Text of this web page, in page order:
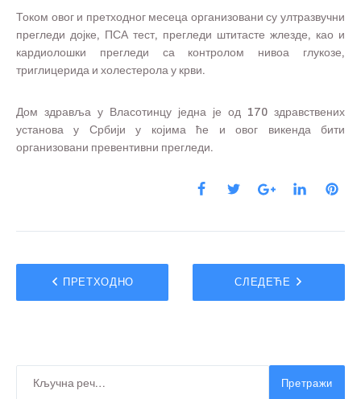
Током овог и претходног месеца организовани су ултразвучни
прегледи дојке, ПСА тест, прегледи штитасте жлезде, као и
кардиолошки прегледи са контролом нивоа глукозе,
триглицерида и холестерола у крви.
Дом здравља у Власотинцу једна је од 170 здравствених
установа у Србији у којима ће и овог викенда бити
организовани превентивни прегледи.
ПРЕТХОДНО СЛЕДЕЋЕ
Претражи